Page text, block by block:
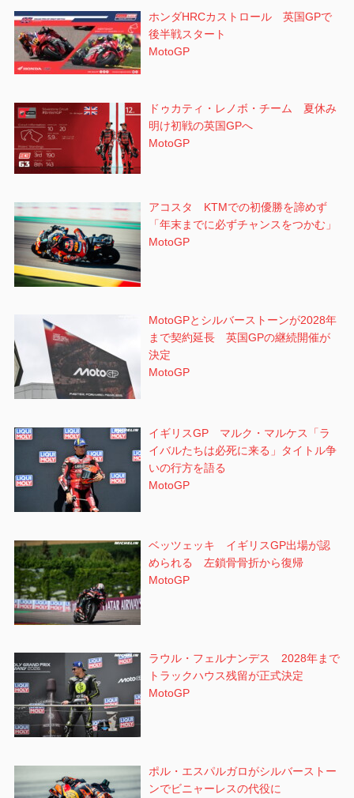
ホンダHRCカストロール 英国GPで
後半戦スタート
MotoGP
ドゥカティ・レノボ・チーム 夏休み
明け初戦の英国GPへ
MotoGP
アコスタ KTMでの初優勝を諦めず
「年末までに必ずチャンスをつかむ」
MotoGP
MotoGPとシルバーストーンが2028年
まで契約延長 英国GPの継続開催が
決定
MotoGP
イギリスGP マルク・マルケス「ラ
イバルたちは必死に来る」タイトル争
いの行方を語る
MotoGP
ベッツェッキ イギリスGP出場が認
められる 左鎖骨骨折から復帰
MotoGP
ラウル・フェルナンデス 2028年まで
トラックハウス残留が正式決定
MotoGP
ポル・エスパルガロがシルバーストー
ンでビニャーレスの代役に